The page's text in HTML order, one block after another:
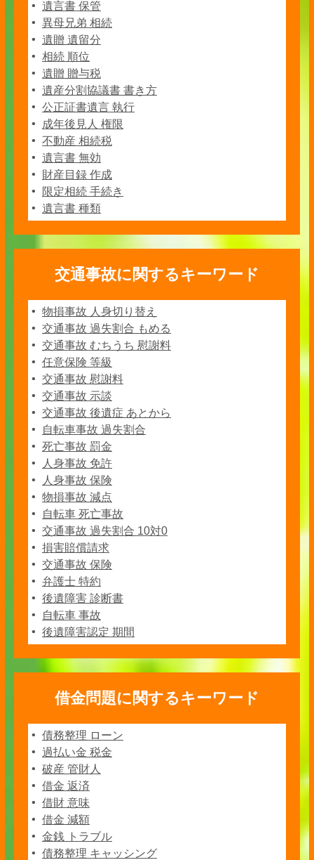
遺言書 保管
異母兄弟 相続
遺贈 遺留分
相続 順位
遺贈 贈与税
遺産分割協議書 書き方
公正証書遺言 執行
成年後見人 権限
不動産 相続税
遺言書 無効
財産目録 作成
限定相続 手続き
遺言書 種類
交通事故に関するキーワード
物損事故 人身切り替え
交通事故 過失割合 もめる
交通事故 むちうち 慰謝料
任意保険 等級
交通事故 慰謝料
交通事故 示談
交通事故 後遺症 あとから
自転車事故 過失割合
死亡事故 罰金
人身事故 免許
人身事故 保険
物損事故 減点
自転車 死亡事故
交通事故 過失割合 10対0
損害賠償請求
交通事故 保険
弁護士 特約
後遺障害 診断書
自転車 事故
後遺障害認定 期間
借金問題に関するキーワード
債務整理 ローン
過払い金 税金
破産 管財人
借金 返済
借財 意味
借金 減額
金銭 トラブル
債務整理 キャッシング